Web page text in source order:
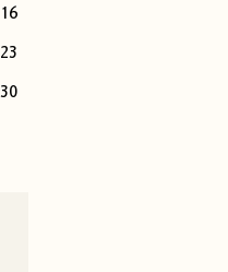
16
23
30